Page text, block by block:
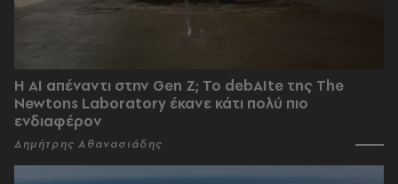
Η AI απέναντι στην Gen Z; Το debAIte της The
Newtons Laboratory έκανε κάτι πολύ πιο
ενδιαφέρον
Δημήτρης Αθανασιάδης